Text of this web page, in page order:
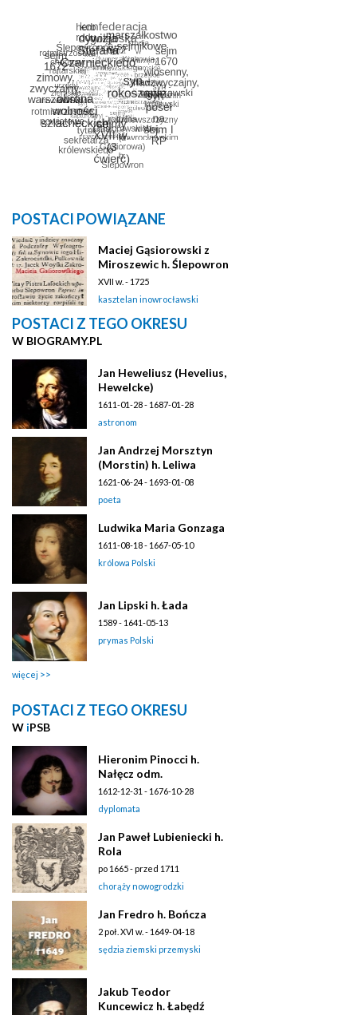
POSTACI POWIĄZANE
Maciej Gąsiorowski z
Miroszewic h. Ślepowron
XVII w. - 1725
kasztelan inowrocławski
POSTACI Z TEGO OKRESU
W BIOGRAMY.PL
Jan Heweliusz (Hevelius,
Hewelcke)
1611-01-28 - 1687-01-28
astronom
Jan Andrzej Morsztyn
(Morstin) h. Leliwa
1621-06-24 - 1693-01-08
poeta
Ludwika Maria Gonzaga
1611-08-18 - 1667-05-10
królowa Polski
Jan Lipski h. Łada
1589 - 1641-05-13
prymas Polski
więcej
POSTACI Z TEGO OKRESU
W iPSB
Hieronim Pinocci h.
Nałęcz odm.
1612-12-31 - 1676-10-28
dyplomata
Jan Paweł Lubieniecki h.
Rola
po 1665 - przed 1711
chorąży nowogrodzki
Jan Fredro h. Bończa
2 poł. XVI w. - 1649-04-18
sędzia ziemski przemyski
Jakub Teodor
Kuncewicz h. Łabędź